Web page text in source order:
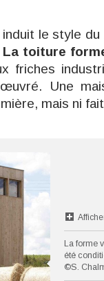
le style
La toiture
friches
Une
mais ni
La forme
été
©S.